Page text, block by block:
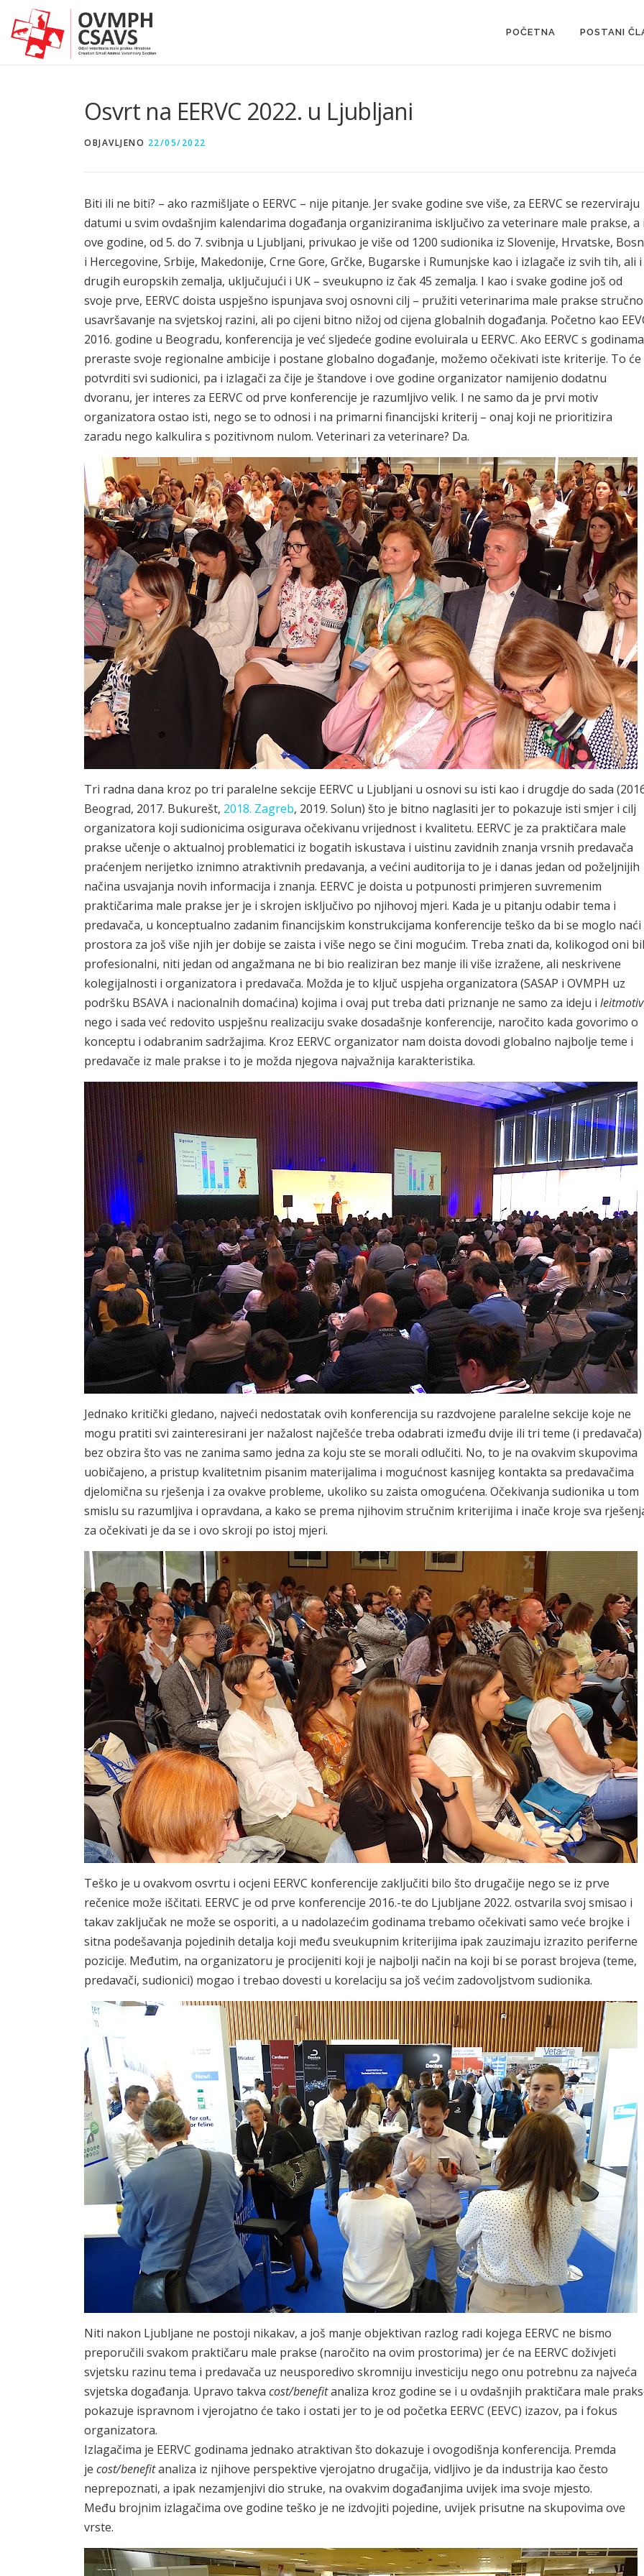
Preskoči
na
sadržaj
POČETNA POSTANI
Osvrt na EERVC 2022. u Ljubljani
OBJAVLJENO 22/05/2022
Biti ili ne biti? – ako razmišljate o EERVC – nije pitanje. Jer svake godine sve više, za EERVC se rezerviraju
datumi u svim ovdašnjim kalendarima događanja organiziranima isključivo za veterinare male prakse, a
ove godine, od 5. do 7. svibnja u Ljubljani, privukao je više od 1200 sudionika iz Slovenije, Hrvatske,
i Hercegovine, Srbije, Makedonije, Crne Gore, Grčke, Bugarske i Rumunjske kao i izlagače iz svih tih, ali i
drugih europskih zemalja, uključujući i UK – sveukupno iz čak 45 zemalja. I kao i svake godine još od
svoje prve, EERVC doista uspješno ispunjava svoj osnovni cilj – pružiti veterinarima male prakse stručno
usavršavanje na svjetskoj razini, ali po cijeni bitno nižoj od cijena globalnih događanja. Početno kao
2016. godine u Beogradu, konferencija je već sljedeće godine evoluirala u EERVC. Ako EERVC s godinama
preraste svoje regionalne ambicije i postane globalno događanje, možemo očekivati iste kriterije. To će
potvrditi svi sudionici, pa i izlagači za čije je štandove i ove godine organizator namijenio dodatnu
dvoranu, jer interes za EERVC od prve konferencije je razumljivo velik. I ne samo da je prvi motiv
organizatora ostao isti, nego se to odnosi i na primarni financijski kriterij – onaj koji ne prioritizira
zaradu nego kalkulira s pozitivnom nulom. Veterinari za veterinare? Da.
Tri radna dana kroz po tri paralelne sekcije EERVC u Ljubljani u osnovi su isti kao i drugdje do sada
Beograd, 2017. Bukurešt, 2018. Zagreb, 2019. Solun) što je bitno naglasiti jer to pokazuje isti smjer i cilj
organizatora koji sudionicima osigurava očekivanu vrijednost i kvalitetu. EERVC je za praktičara male
prakse učenje o aktualnoj problematici iz bogatih iskustava i uistinu zavidnih znanja vrsnih predavača
praćenjem nerijetko iznimno atraktivnih predavanja, a većini auditorija to je i danas jedan od poželjnijih
načina usvajanja novih informacija i znanja. EERVC je doista u potpunosti primjeren suvremenim
praktičarima male prakse jer je i skrojen isključivo po njihovoj mjeri. Kada je u pitanju odabir tema i
predavača, u konceptualno zadanim financijskim konstrukcijama konferencije teško da bi se moglo naći
prostora za još više njih jer dobije se zaista i više nego se čini mogućim. Treba znati da, kolikogod oni
profesionalni, niti jedan od angažmana ne bi bio realiziran bez manje ili više izražene, ali neskrivene
kolegijalnosti i organizatora i predavača. Možda je to ključ uspjeha organizatora (SASAP i OVMPH uz
podršku BSAVA i nacionalnih domaćina) kojima i ovaj put treba dati priznanje ne samo za ideju i leitmotiv
nego i sada već redovito uspješnu realizaciju svake dosadašnje konferencije, naročito kada govorimo o
konceptu i odabranim sadržajima. Kroz EERVC organizator nam doista dovodi globalno najbolje teme i
predavače iz male prakse i to je možda njegova najvažnija karakteristika.
Jednako kritički gledano, najveći nedostatak ovih konferencija su razdvojene paralelne sekcije koje ne
mogu pratiti svi zainteresirani jer nažalost najčešće treba odabrati između dvije ili tri teme (i predavača)
bez obzira što vas ne zanima samo jedna za koju ste se morali odlučiti. No, to je na ovakvim skupovima
uobičajeno, a pristup kvalitetnim pisanim materijalima i mogućnost kasnijeg kontakta sa predavačima
djelomična su rješenja i za ovakve probleme, ukoliko su zaista omogućena. Očekivanja sudionika u tom
smislu su razumljiva i opravdana, a kako se prema njihovim stručnim kriterijima i inače kroje sva
za očekivati je da se i ovo skroji po istoj mjeri.
Teško je u ovakvom osvrtu i ocjeni EERVC konferencije zaključiti bilo što drugačije nego se iz prve
rečenice može iščitati. EERVC je od prve konferencije 2016.-te do Ljubljane 2022. ostvarila svoj smisao i
takav zaključak ne može se osporiti, a u nadolazećim godinama trebamo očekivati samo veće brojke i
sitna podešavanja pojedinih detalja koji među sveukupnim kriterijima ipak zauzimaju izrazito periferne
pozicije. Međutim, na organizatoru je procijeniti koji je najbolji način na koji bi se porast brojeva (teme,
predavači, sudionici) mogao i trebao dovesti u korelaciju sa još većim zadovoljstvom sudionika.
Niti nakon Ljubljane ne postoji nikakav, a još manje objektivan razlog radi kojega EERVC ne bismo
preporučili svakom praktičaru male prakse (naročito na ovim prostorima) jer će na EERVC doživjeti
svjetsku razinu tema i predavača uz neusporedivo skromniju investiciju nego onu potrebnu za najveća
svjetska događanja. Upravo takva cost/benefitanaliza kroz godine se i u ovdašnjih praktičara male
pokazuje ispravnom i vjerojatno će tako i ostati jer to je od početka EERVC (EEVC) izazov, pa i fokus
organizatora.
Izlagačima je EERVC godinama jednako atraktivan što dokazuje i ovogodišnja konferencija. Premda
je cost/benefitanaliza iz njihove perspektive vjerojatno drugačija, vidljivo je da industrija kao često
neprepoznati, a ipak nezamjenjivi dio struke, na ovakvim događanjima uvijek ima svoje mjesto.
Među brojnim izlagačima ove godine teško je ne izdvojiti pojedine, uvijek prisutne na skupovima ove
vrste.